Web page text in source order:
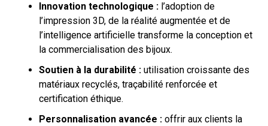
Innovation technologique : l’adoption de
l’impression 3D, de la réalité augmentée et de
l’intelligence artificielle transforme la conception et
la commercialisation des bijoux.
Soutien à la durabilité : utilisation croissante des
matériaux recyclés, traçabilité renforcée et
certification éthique.
Personnalisation avancée : offrir aux clients la